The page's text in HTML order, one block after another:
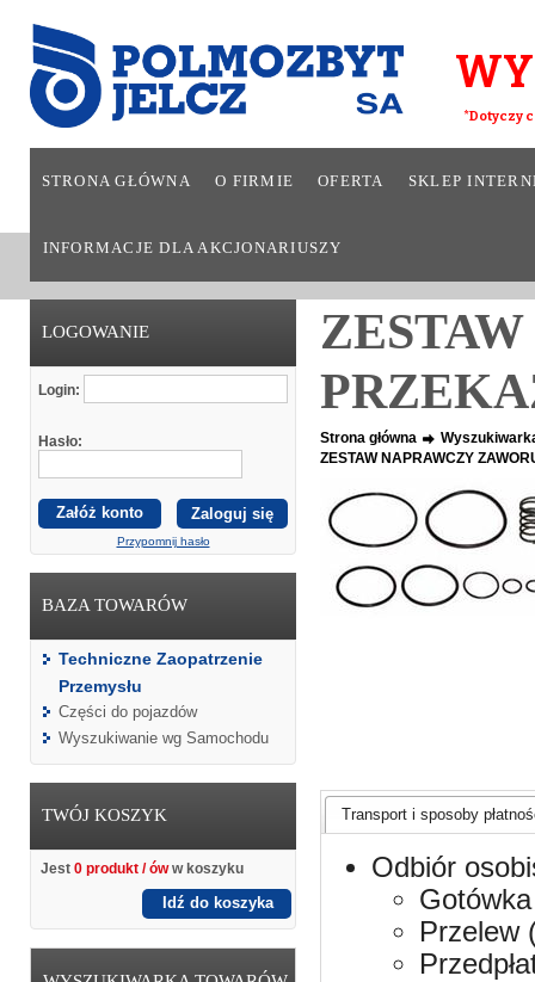
*Dotyczy
STRONA GŁÓWNA O FIRMIE OFERTA SKLEP
INFORMACJE DLA AKCJONARIUSZY
LOGOWANIE
Login:
Hasło:
Załóż konto
Przypomnij hasło
BAZA TOWARÓW
Techniczne Zaopatrzenie
Przemysłu
Części do pojazdów
Wyszukiwanie wg Samochodu
TWÓJ KOSZYK
Jest 0 produkt / óww koszyku
Idź do koszyka
Strona główna
ZESTAW NAPRAWCZY
Transport i sposoby
Odbiór
Przelew